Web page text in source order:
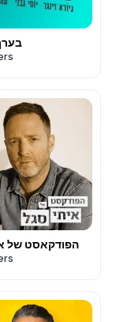
הפודקאסט של